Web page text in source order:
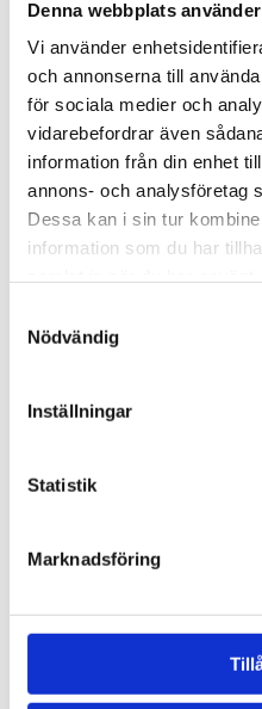
Denna webbplats
Vi använder
och annonserna till
för sociala medier och
vidarebefordrar även
information från din enhet
annons- och analysföretag
Dessa kan i sin tur
information som du har
Nödvändig
Inställningar
Statistik
Marknadsföring
Kathys tarmcancerresa
För den som inte har så
det cirka 16 km utanför
tarmcancer...
« Äldre inlägg
Ändrade avföringsvanor
Hur påverkas